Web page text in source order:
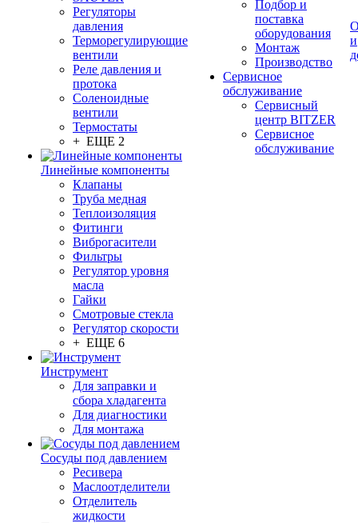
Регуляторы
давления
Терморегулирующие
вентили
Реле давления и
протока
Соленоидные
вентили
Термостаты
+ ЕЩЕ 2
Линейные компоненты
Клапаны
Труба медная
Теплоизоляция
Фитинги
Виброгасители
Фильтры
Регулятор уровня
масла
Гайки
Смотровые стекла
Регулятор скорости
+ ЕЩЕ 6
Инструмент
Для заправки и
сбора хладагента
Для диагностики
Для монтажа
Сосуды под давлением
Ресивера
Маслоотделители
Отделитель
жидкости
Подбор и
поставка
оборудования
Монтаж
Производство
Сервисное
обслуживание
Сервисный
центр BITZER
Сервисное
обслуживание
и